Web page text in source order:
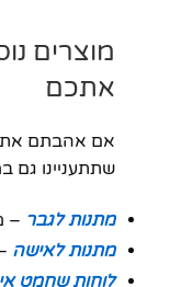
מוצרים
אתכם
שתתעניינו גם
מתנות לגבר –
מתנות לאישה
לוחות שחמט